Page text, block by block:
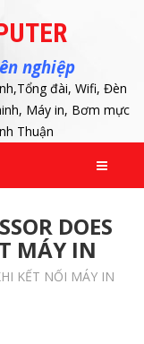
nghiệp
đài, Wifi, Đèn
Máy in, Bơm mực
Thuận
DOES
MÁY IN
KẾT NỐI MÁY IN